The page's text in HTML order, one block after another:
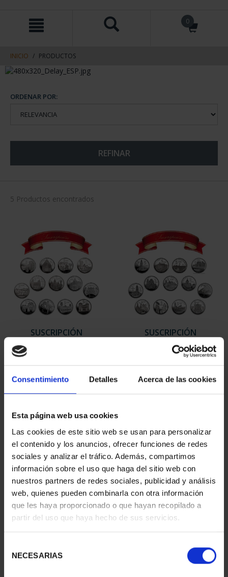
Consentimiento Detalles Acerca de las cookies
Esta página web usa cookies
Las cookies de este sitio web se usan para personalizar
el contenido y los anuncios, ofrecer funciones de redes
sociales y analizar el tráfico. Además, compartimos
información sobre el uso que haga del sitio web con
nuestros partners de redes sociales, publicidad y análisis
web, quienes pueden combinarla con otra información
que les haya proporcionado o que hayan recopilado a
partir del uso que haya hecho de sus servicios.
NECESARIAS
contenido
navegacin
0
INICIO PRODUCTOS
ORDENAR POR:
REFINAR
5 Productos encontrados
SUSCRIPCIÓN
949,00 €
Sólo para usuarios
registrados
SUSCRIPCIÓN
CAPITALES DE
PROVINCIA 2
949,00 €
Sólo para usuarios
registrados
SUSCRIPCIÓN
CAPITALES DE
949,00 €
SUSCRIPCIÓN
CAPITALES DE
949,00 €